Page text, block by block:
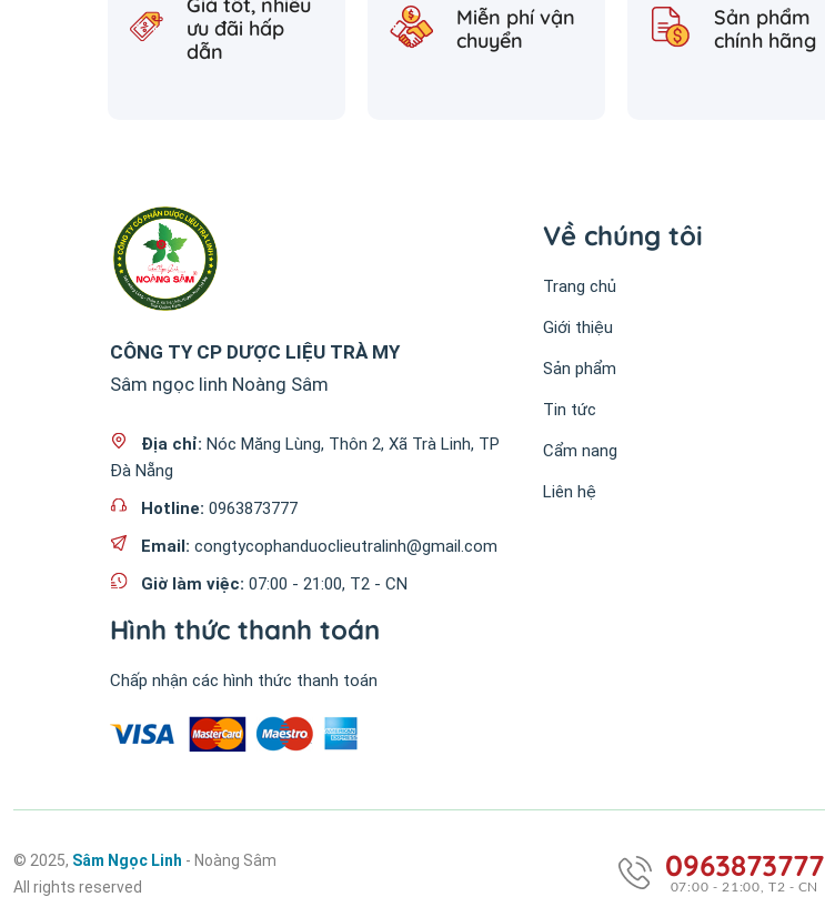
ưu đãi hấp
dẫn
Miễn phí vận
chuyển
Sản phẩm
chính hãng
CÔNG TY CP DƯỢC LIỆU TRÀ MY
Sâm ngọc linh Noàng Sâm
Địa chỉ:Nóc Măng Lùng, Thôn 2, Xã Trà Linh, TP
Đà Nẵng
Hotline:0963873777
Email:congtycophanduoclieutralinh@gmail.com
Giờ làm việc:07:00 - 21:00, T2 - CN
Về chúng tôi
Trang chủ
Giới thiệu
Sản phẩm
Tin tức
Cẩm nang
Liên hệ
Hình thức thanh toán
Chấp nhận các hình thức thanh toán
© 2025, Sâm Ngọc Linh - Noàng Sâm
All rights reserved
0963873777
07:00 - 21:00, T2 - CN